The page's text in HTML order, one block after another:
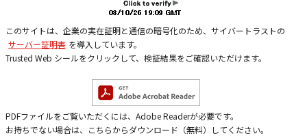
このサイトは、企業の実在証明と通信の暗号化のため、サイバートラストの
サーバー証明書 を導入しています。
Trusted Web シールをクリックして、検証結果をご確認いただけます。
PDFファイルをご覧いただくには、Adobe Readerが必要です。
お持ちでない場合は、こちらからダウンロード（無料）してください。